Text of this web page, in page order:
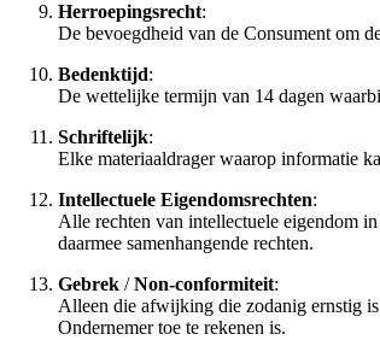
Herroepingsrecht:
De bevoegdheid van de Consument om
Bedenktijd:
De wettelijke termijn van 14 dagen
Schriftelijk:
Elke materiaaldrager waarop informatie
Intellectuele Eigendomsrechten:
Alle rechten van intellectuele eigendom
daarmee samenhangende rechten.
Gebrek /Non-conformiteit:
Alleen die afwijking die zodanig ernstig
Ondernemer toe te rekenen is.